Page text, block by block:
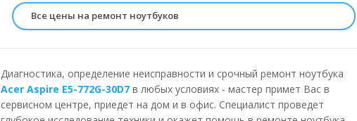
Все цены на ремонт ноутбуков
Доставка в сервисный центр
БЕСПЛАТНО
Углубленная диагностика на спец. Оборудовании
2225 руб.
Экспресс чистка системы охлаждения
790 руб.
Диагностика, определение неисправности и срочный ремонт ноутбука
Acer Aspire E5-772G-30D7 в любых условиях - мастер примет Вас в
сервисном центре, приедет на дом и в офис. Специалист проведет